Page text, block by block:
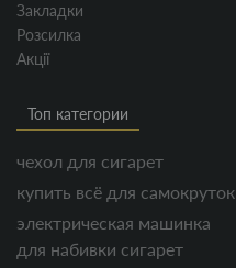
Закладки
Розсилка
Акції
Топ категории
чехол для сигарет
купить всё для самокруток
электрическая машинка
для набивки сигарет